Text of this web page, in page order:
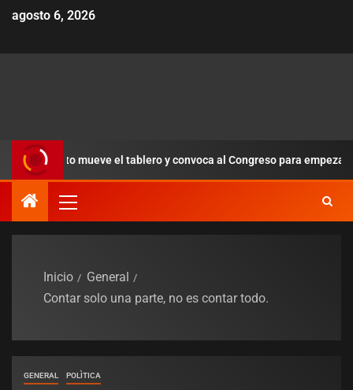
agosto 6, 2026
Alberto mueve el tablero y convoca al Congreso para empezar a
Inicio
General
Contar solo una parte, no es contar todo.
GENERAL POLÌTICA